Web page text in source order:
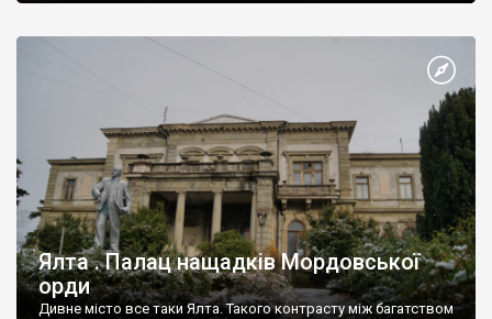
Ялта . Палац нащадків Мордовської
орди
Дивне місто все таки Ялта. Такого контрасту між багатством